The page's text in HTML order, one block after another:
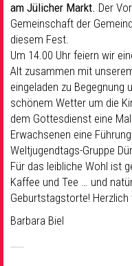
am Jülicher Markt. Der
Gemeinschaft der
diesem Fest.
Um 14.00 Uhr feiern wir
Alt zusammen mit
eingeladen zu Begegnung
schönem Wetter um die
dem Gottesdienst eine
Erwachsenen eine
Weltjugendtags-Gruppe
Für das leibliche Wohl ist
Kaffee und Tee … und
Geburtstagstorte!
Barbara Biel